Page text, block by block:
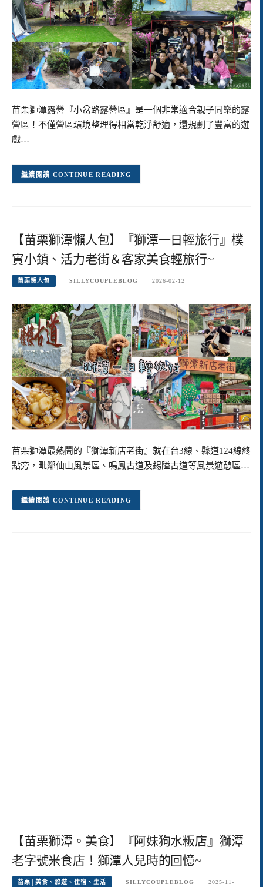
苗栗獅潭露營『小岔路露營區』是一個非常適合親子同樂的露
營區！不僅營區環境整理得相當乾淨舒適，還規劃了豐富的遊
戲…
CONTINUE READING
【苗栗獅潭懶人包】『獅潭一日輕旅行』樸
實小鎮、活力老街＆客家美食輕旅行~
苗栗懶人包 SILLYCOUPLEBLOG 2026-02-12
苗栗獅潭最熱鬧的『獅潭新店老街』就在台3線、縣道124線終
點旁，毗鄰仙山風景區、鳴鳳古道及錫隘古道等風景遊憩區…
CONTINUE READING
【苗栗獅潭。美食】『阿妹狗水粄店』獅潭
老字號米食店！獅潭人兒時的回憶~
苗栗│美食、旅遊、住宿、生活 SILLYCOUPLEBLOG 2025-11-